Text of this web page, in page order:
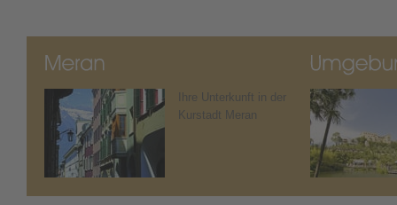
Ihre Unterkunft in der
Kurstadt Meran